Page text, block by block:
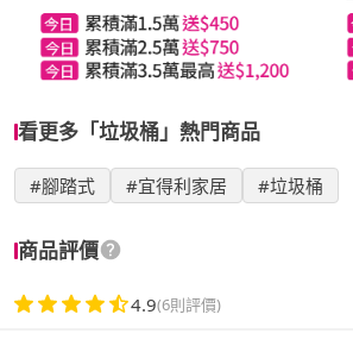
看更多「垃圾桶」熱門商品
#腳踏式 #宜得利家居 #垃圾桶
商品評價
4.9(6則評價)